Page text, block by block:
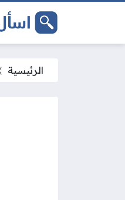
الرئيسية